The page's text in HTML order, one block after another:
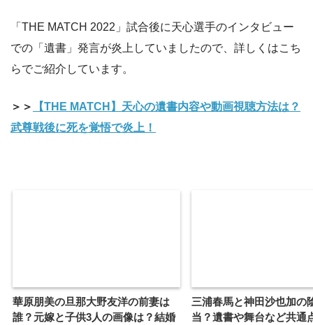
「THE MATCH 2022」試合後に天心選手のインタビュー
での「遺書」発言が炎上していましたので、詳しくはこち
らでご紹介しています。
＞＞
【THE MATCH】天心の遺書内容や動画視聴方法は？
武尊戦後に死を覚悟で炎上！
華原朋美の旦那大野友洋の前妻は
誰？元嫁と子供3人の画像は？結婚
三浦春馬と神田沙也加の
当？遺書や舞台など共通